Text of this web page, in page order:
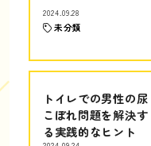
2024.09.28
未分類
トイレでの男性の尿
こぼれ問題を解決す
る実践的なヒント